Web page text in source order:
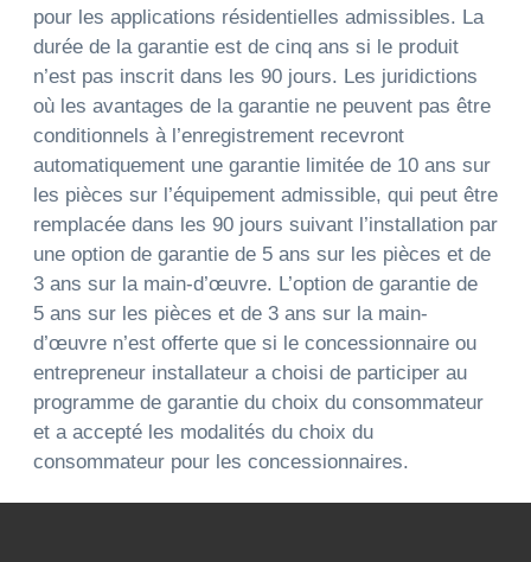
pour les applications résidentielles admissibles. La
durée de la garantie est de cinq ans si le produit
n’est pas inscrit dans les 90 jours. Les juridictions
où les avantages de la garantie ne peuvent pas être
conditionnels à l’enregistrement recevront
automatiquement une garantie limitée de 10 ans sur
les pièces sur l’équipement admissible, qui peut être
remplacée dans les 90 jours suivant l’installation par
une option de garantie de 5 ans sur les pièces et de
3 ans sur la main-d’œuvre. L’option de garantie de
5 ans sur les pièces et de 3 ans sur la main-
d’œuvre n’est offerte que si le concessionnaire ou
entrepreneur installateur a choisi de participer au
programme de garantie du choix du consommateur
et a accepté les modalités du choix du
consommateur pour les concessionnaires.